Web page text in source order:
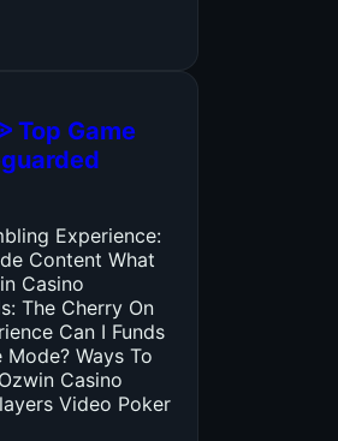
Top Game
Experience:
Content What
Casino
The Cherry On
Can I Funds
Mode? Ways To
Casino
Video Poker